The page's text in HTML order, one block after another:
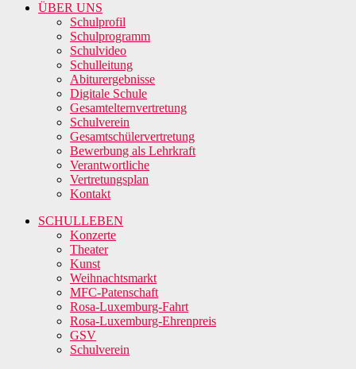
ÜBER UNS
Schulprofil
Schulprogramm
Schulvideo
Schulleitung
Abiturergebnisse
Digitale Schule
Gesamtelternvertretung
Schulverein
Gesamtschülervertretung
Bewerbung als Lehrkraft
Verantwortliche
Vertretungsplan
Kontakt
SCHULLEBEN
Konzerte
Theater
Kunst
Weihnachtsmarkt
MFC-Patenschaft
Rosa-Luxemburg-Fahrt
Rosa-Luxemburg-Ehrenpreis
GSV
Schulverein